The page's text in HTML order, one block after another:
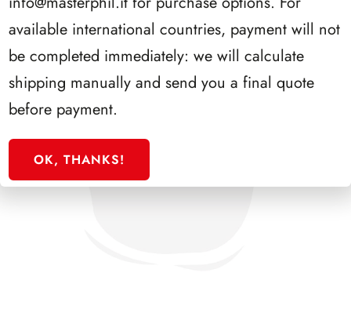
available international countries, payment will not
be completed immediately: we will calculate
shipping manually and send you a final quote
before payment.
OK, THANKS!